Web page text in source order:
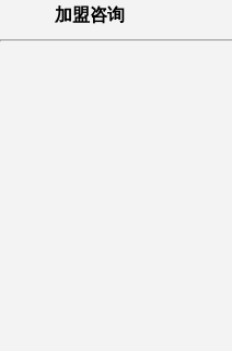
加盟咨询